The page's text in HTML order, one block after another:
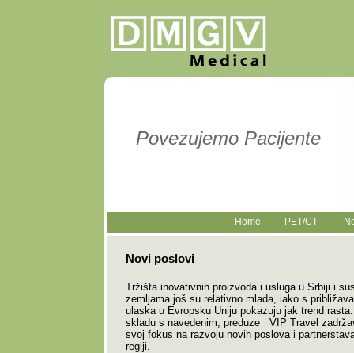
Povezujemo Pacijente
Home PET/CT
Novi poslovi
Tržišta inovativnih proizvoda i usluga u Srbiji i
zemljama još su relativno mlada, iako s
ulaska u Evropsku Uniju pokazuju jak trend
skladu s navedenim, preduze VIP Travel
svoj fokus na razvoju novih poslova i
regiji.